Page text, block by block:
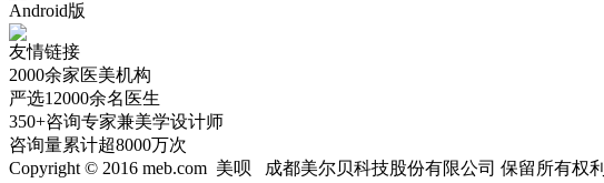
Android版
友情链接
2000余家医美机构
严选12000余名医生
350+咨询专家兼美学设计师
咨询量累计超8000万次
Copyright © 2016 meb.com 美呗 成都美尔贝科技股份有限公司 保留所有权利